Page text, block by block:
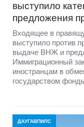
выступило
предложения
Входящее в
выступило против
выдаче ВНЖ и
Иммиграционный
иностранцам в
государством
ДАУГАВПИЛС